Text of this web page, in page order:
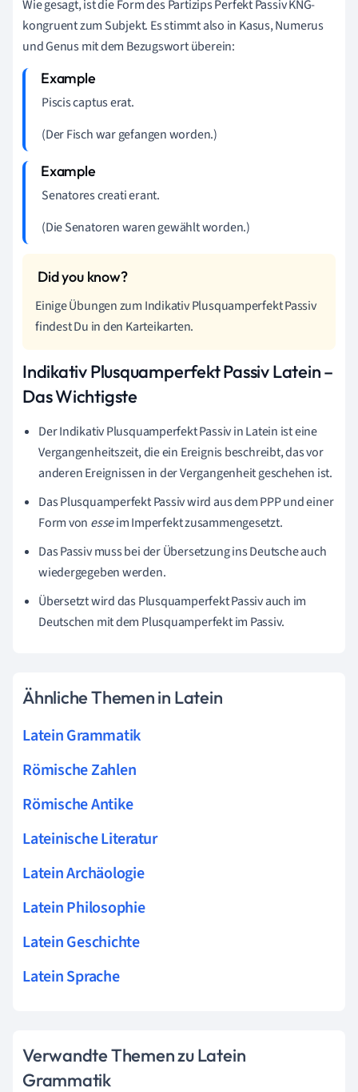
Wie gesagt, ist die Form des Partizips Perfekt Passiv KNG-
kongruent zum Subjekt. Es stimmt also in Kasus, Numerus
und Genus mit dem Bezugswort überein:
Piscis captuserat.
(Der Fisch war gefangen worden.)
Senatores creatierant.
(Die Senatoren waren gewählt worden.)
Einige Übungen zum Indikativ Plusquamperfekt Passiv
findest Du in den Karteikarten.
Indikativ Plusquamperfekt Passiv Latein –
Das Wichtigste
Der Indikativ Plusquamperfekt Passiv in Latein ist eine
Vergangenheitszeit, die ein Ereignis beschreibt, das vor
anderen Ereignissen in der Vergangenheit geschehen ist.
Das Plusquamperfekt Passiv wird aus dem PPP und einer
Form von esseim Imperfekt zusammengesetzt.
Das Passiv muss bei der Übersetzung ins Deutsche auch
wiedergegeben werden.
Übersetzt wird das Plusquamperfekt Passiv auch im
Deutschen mit dem Plusquamperfekt im Passiv.
Ähnliche Themen in Latein
Latein Grammatik
Römische Zahlen
Römische Antike
Lateinische Literatur
Latein Archäologie
Latein Philosophie
Latein Geschichte
Latein Sprache
Verwandte Themen zu Latein
Grammatik